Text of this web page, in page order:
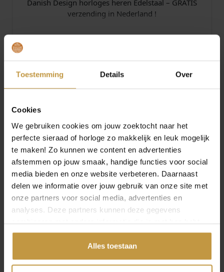
Toestemming Details Over
Cookies
We gebruiken cookies om jouw zoektocht naar het
perfecte sieraad of horloge zo makkelijk en leuk mogelijk
te maken! Zo kunnen we content en advertenties
afstemmen op jouw smaak, handige functies voor social
media bieden en onze website verbeteren. Daarnaast
delen we informatie over jouw gebruik van onze site met
onze partners voor social media, advertenties en
analyses. Deze partners kunnen deze gegevens
combineren met andere informatie die je met hen hebt
gedeeld of die ze hebben verzameld via jouw gebruik van
Alles toestaan
Danish Design horloges heren Edelstaal – GRATIS
verzending in Nederland !
Specificaties
Over Danish Design Horloges
MEER VAN DANISH DESIGN
HORLOGES
€249,00
DANISH DESIGN
HORLOGE KOLTUR
CHRONO IQ98Q1290
Direct leverbaar, 1
€249,00
DANISH DESIGN
HORLOGE KOLTUR
CHRONO IQ94Q1290
Direct leverbaar, 1